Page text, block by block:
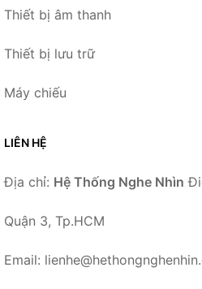
Thiết bị âm thanh
Thiết bị lưu trữ
Máy chiếu
LIÊN HỆ
Địa chỉ: Hệ Thống Nghe Nhìn
Quận 3, Tp.HCM
Email: